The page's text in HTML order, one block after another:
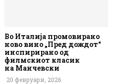
Во Италија промовирано
ново вино „Пред дождот“
инспирирано од
филмскиот класик
на Манчевски
20 февруари, 2026